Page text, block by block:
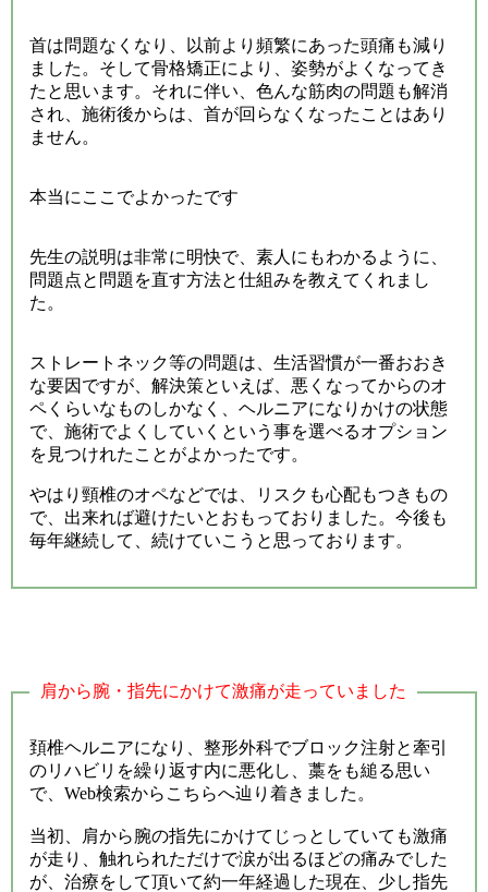
首は問題なくなり、以前より頻繁にあった頭痛も減り
ました。そして骨格矯正により、姿勢がよくなってき
たと思います。それに伴い、色んな筋肉の問題も解消
され、施術後からは、首が回らなくなったことはあり
ません。
本当にここでよかったです
先生の説明は非常に明快で、素人にもわかるように、
問題点と問題を直す方法と仕組みを教えてくれまし
た。
ストレートネック等の問題は、生活習慣が一番おおき
な要因ですが、解決策といえば、悪くなってからのオ
ペくらいなものしかなく、ヘルニアになりかけの状態
で、施術でよくしていくという事を選べるオプション
を見つけれたことがよかったです。
やはり頸椎のオペなどでは、リスクも心配もつきもの
で、出来れば避けたいとおもっておりました。今後も
毎年継続して、続けていこうと思っております。
肩から腕・指先にかけて激痛が走っていました
頚椎ヘルニアになり、整形外科でブロック注射と牽引
のリハビリを繰り返す内に悪化し、藁をも縋る思い
で、Web検索からこちらへ辿り着きました。
当初、肩から腕の指先にかけてじっとしていても激痛
が走り、触れられただけで涙が出るほどの痛みでした
が、治療をして頂いて約一年経過した現在、少し指先